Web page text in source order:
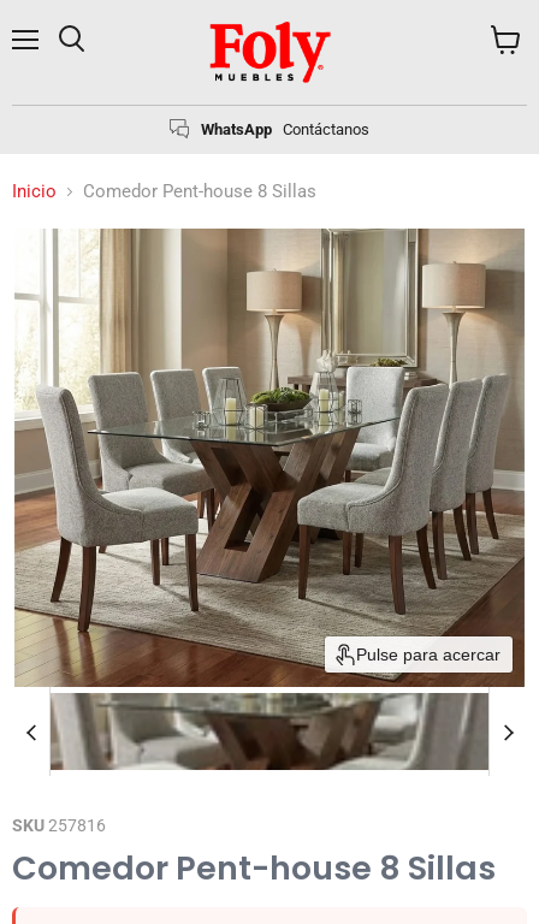
WhatsApp Contáctanos
Inicio Comedor Pent-house 8 Sillas
Pulse para acercar
SKU257816
Comedor Pent-house 8 Sillas